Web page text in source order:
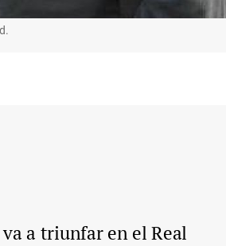
a triunfar en el Real